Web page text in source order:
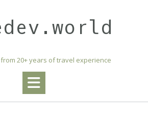
20+ years of travel experience